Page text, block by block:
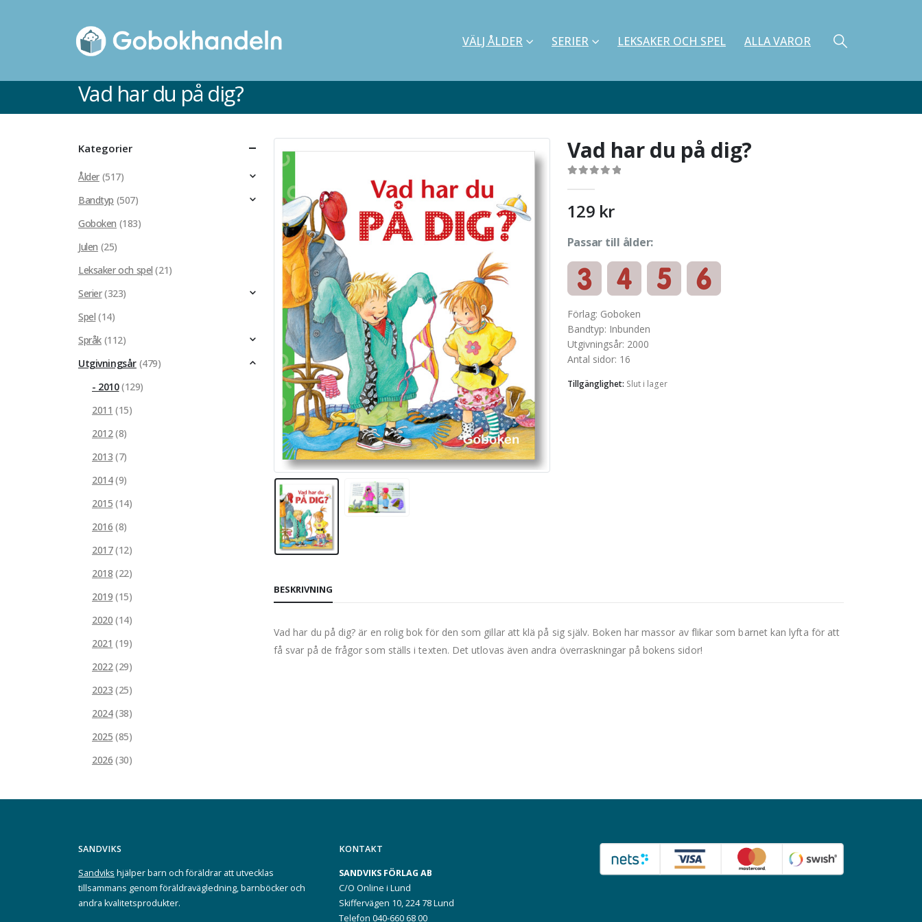
VÄLJ ÅLDER SERIER LEKSAKER OCH SPEL ALLA VAROR
Vad har du på dig?
Vad har du på dig?
129 kr
Passar till ålder:
Förlag: Goboken
Bandtyp: Inbunden
Utgivningsår: 2000
Antal sidor: 16
Tillgänglighet: Slut i lager
BESKRIVNING
Vad har du på dig? är en rolig bok för den som gillar att klä på sig själv. Boken har massor av flikar som barnet kan lyfta för att
få svar på de frågor som ställs i texten. Det utlovas även andra överraskningar på bokens sidor!
Kategorier
Ålder (517)
Bandtyp (507)
Goboken (183)
Julen (25)
Leksaker och spel (21)
Serier(323)
Spel (14)
Språk (112)
Utgivningsår (479)
- 2010(129)
2011 (15)
2012(8)
2013 (7)
2014(9)
2015 (14)
2016 (8)
2017(12)
2018 (22)
2019 (15)
2020 (14)
2021 (19)
2022(29)
2023 (25)
2024(38)
2025 (85)
2026 (30)
SANDVIKS
Sandviks hjälper barn och föräldrar att utvecklas
tillsammans genom föräldravägledning, barnböcker och
andra kvalitetsprodukter.
KONTAKT
SANDVIKS FÖRLAG AB
C/O Online i Lund
Skiffervägen 10, 224 78 Lund
Telefon 040-660 68 00